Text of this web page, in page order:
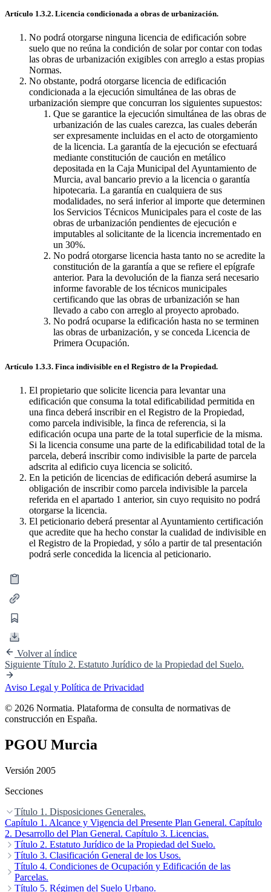
Artículo 1.3.2. Licencia condicionada a obras de urbanización.
No podrá otorgarse ninguna licencia de edificación sobre
suelo que no reúna la condición de solar por contar con todas
las obras de urbanización exigibles con arreglo a estas propias
Normas.
No obstante, podrá otorgarse licencia de edificación
condicionada a la ejecución simultánea de las obras de
urbanización siempre que concurran los siguientes supuestos:
Que se garantice la ejecución simultánea de las obras de
urbanización de las cuales carezca, las cuales deberán
ser expresamente incluidas en el acto de otorgamiento
de la licencia. La garantía de la ejecución se efectuará
mediante constitución de caución en metálico
depositada en la Caja Municipal del Ayuntamiento de
Murcia, aval bancario previo a la licencia o garantía
hipotecaria. La garantía en cualquiera de sus
modalidades, no será inferior al importe que determinen
los Servicios Técnicos Municipales para el coste de las
obras de urbanización pendientes de ejecución e
imputables al solicitante de la licencia incrementado en
un 30%.
No podrá otorgarse licencia hasta tanto no se acredite la
constitución de la garantía a que se refiere el epígrafe
anterior. Para la devolución de la fianza será necesario
informe favorable de los técnicos municipales
certificando que las obras de urbanización se han
llevado a cabo con arreglo al proyecto aprobado.
No podrá ocuparse la edificación hasta no se terminen
las obras de urbanización, y se conceda Licencia de
Primera Ocupación.
Artículo 1.3.3. Finca indivisible en el Registro de la Propiedad.
El propietario que solicite licencia para levantar una
edificación que consuma la total edificabilidad permitida en
una finca deberá inscribir en el Registro de la Propiedad,
como parcela indivisible, la finca de referencia, si la
edificación ocupa una parte de la total superficie de la misma.
Si la licencia consume una parte de la edificabilidad total de la
parcela, deberá inscribir como indivisible la parte de parcela
adscrita al edificio cuya licencia se solicitó.
En la petición de licencias de edificación deberá asumirse la
obligación de inscribir como parcela indivisible la parcela
referida en el apartado 1 anterior, sin cuyo requisito no podrá
otorgarse la licencia.
El peticionario deberá presentar al Ayuntamiento certificación
que acredite que ha hecho constar la cualidad de indivisible en
el Registro de la Propiedad, y sólo a partir de tal presentación
podrá serle concedida la licencia al peticionario.
Volver al índice
Siguiente Título 2. Estatuto Jurídico de la Propiedad del Suelo.
Aviso Legal y Política de Privacidad
© 2026 Normatia. Plataforma de consulta de normativas de
construcción en España.
PGOU Murcia
Versión 2005
Secciones
Título 1. Disposiciones Generales.
Capítulo 1. Alcance y Vigencia del Presente Plan General. Capítulo
2. Desarrollo del Plan General. Capítulo 3. Licencias.
Título 2. Estatuto Jurídico de la Propiedad del Suelo.
Capítulo 1. Derechos y Deberes. Capítulo 2. Régimen de División
de Fincas.Capítulo 3. Edificaciones Fuera de Ordenación.Capítulo
4. Instalaciones o Usos de Carácter Provisional.
de Conservación y Rehabilitación.Capítulo 6. Régimen
Título 3. Clasificación General de los Usos.
Capítulo 1. Aplicación y Tipos de Usos.Capítulo 2. Condiciones
Comunes a Todos los Usos.
4. Uso Económico-Industrial.Capítulo 5. Uso de Servicios.
Título 4. Condiciones de Ocupación y Edificación de las
Parcelas.
Capítulo 1. Disposiciones Generales.Capítulo 2. Condiciones de
Título 5. Régimen del Suelo Urbano.